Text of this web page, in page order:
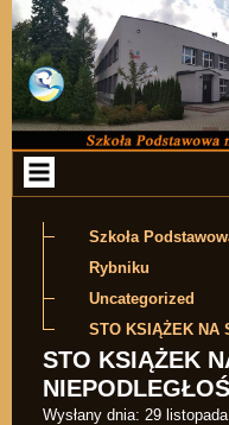
Szkoła
Rybniku
Uncategorized
STO KSIĄŻEK NA
STO KSIĄŻEK
Wysłany dnia: 29